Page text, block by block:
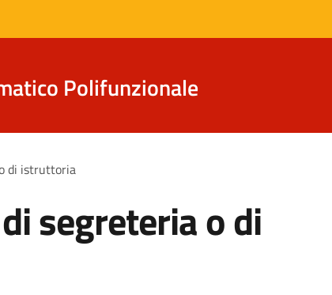
Polifunzionale
di istruttoria
segreteria o di